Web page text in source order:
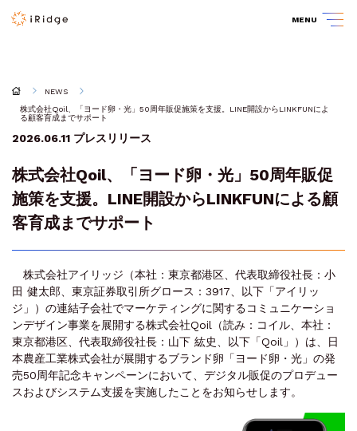
MENU
NEWS
株式会社Qoil、「ヨード卵・光」50周年販促施策を支援。LINE開設からLINKFUNによ
る顧客育成までサポート
2026.06.11 プレスリリース
株式会社Qoil、「ヨード卵・光」50周年販促
施策を支援。LINE開設からLINKFUNによる顧
客育成までサポート
株式会社アイリッジ（本社：東京都港区、代表取締役社長：小
田 健太郎、東京証券取引所グロース：3917、以下「アイリッ
ジ」）の連結子会社でマーケティングに関するコミュニケーショ
ンデザイン事業を展開する株式会社Qoil（読み：コイル、本社：
東京都港区、代表取締役社長：山下 紘史、以下「Qoil」）は、日
本農産工業株式会社が展開するブランド卵「ヨード卵・光」の発
売50周年記念キャンペーンにおいて、デジタル販促のプロデュー
スおよびシステム支援を実施したことをお知らせします。